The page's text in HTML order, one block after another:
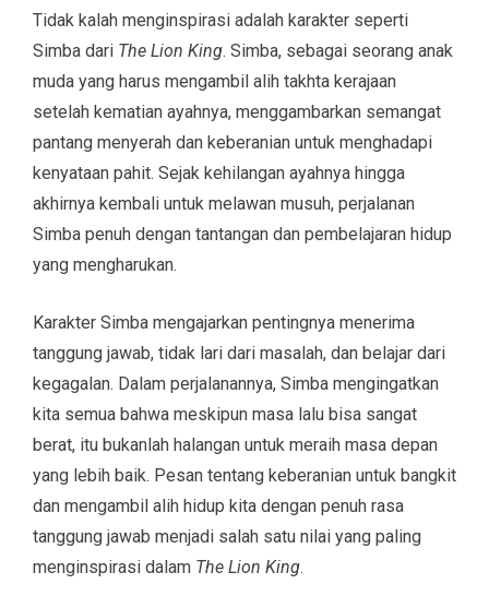
Tidak kalah menginspirasi adalah karakter seperti
Simba dari The Lion King. Simba, sebagai seorang anak
muda yang harus mengambil alih takhta kerajaan
setelah kematian ayahnya, menggambarkan semangat
pantang menyerah dan keberanian untuk menghadapi
kenyataan pahit. Sejak kehilangan ayahnya hingga
akhirnya kembali untuk melawan musuh, perjalanan
Simba penuh dengan tantangan dan pembelajaran hidup
yang mengharukan.
Karakter Simba mengajarkan pentingnya menerima
tanggung jawab, tidak lari dari masalah, dan belajar dari
kegagalan. Dalam perjalanannya, Simba mengingatkan
kita semua bahwa meskipun masa lalu bisa sangat
berat, itu bukanlah halangan untuk meraih masa depan
yang lebih baik. Pesan tentang keberanian untuk bangkit
dan mengambil alih hidup kita dengan penuh rasa
tanggung jawab menjadi salah satu nilai yang paling
menginspirasi dalam The Lion King.